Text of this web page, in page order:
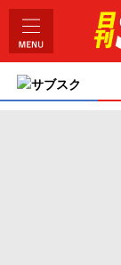
サブスク